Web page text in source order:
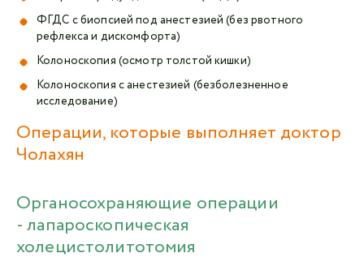
ФГДС с биопсией под анестезией (без рвотного
рефлекса и дискомфорта)
Колоноскопия (осмотр толстой кишки)
Колоноскопия с анестезией (безболезненное
исследование)
Операции, которые выполняет доктор
Чолахян
Органосохраняющие операции
- лапароскопическая
холецистолитотомия